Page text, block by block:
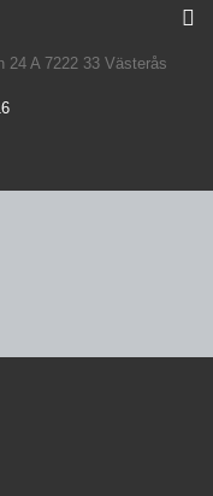
24 A 7222 33 Västerås